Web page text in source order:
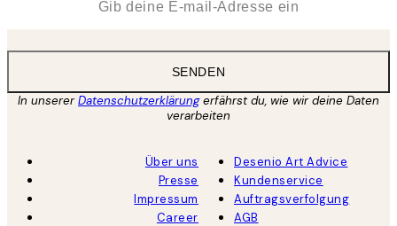
SENDEN
In unsererDatenschutzerklärungerfährst du, wie wir deine Daten
verarbeiten
Über uns
Presse
Impressum
Career
Desenio Art Advice
Kundenservice
Auftragsverfolgung
AGB